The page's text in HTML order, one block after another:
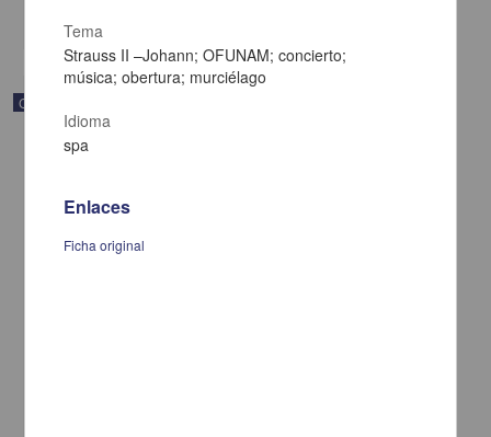
Correspondencia postal
Tema
Strauss II –Johann; OFUNAM; concierto;
música; obertura; murciélago
Idioma
spa
Enlaces
Ficha original